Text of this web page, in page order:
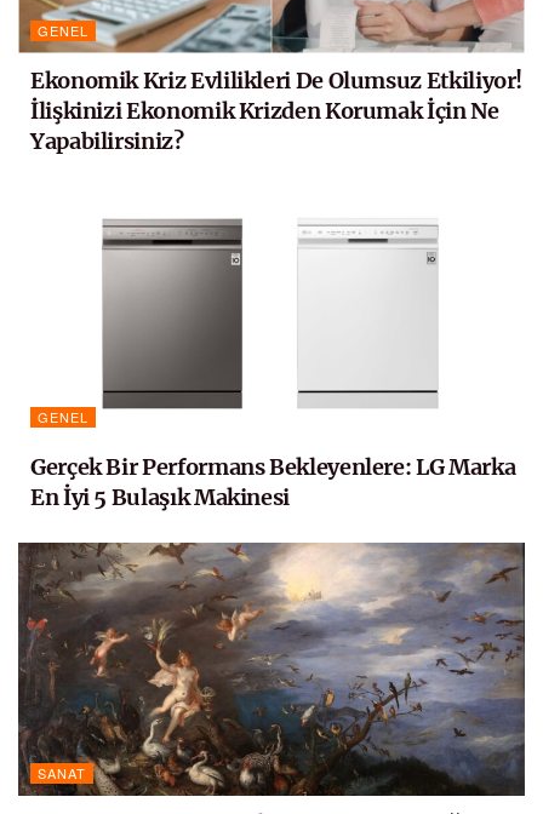
GENEL
Ekonomik Kriz Evlilikleri De Olumsuz Etkiliyor!
İlişkinizi Ekonomik Krizden Korumak İçin Ne
Yapabilirsiniz?
GENEL
Gerçek Bir Performans Bekleyenlere: LG Marka
En İyi 5 Bulaşık Makinesi
SANAT